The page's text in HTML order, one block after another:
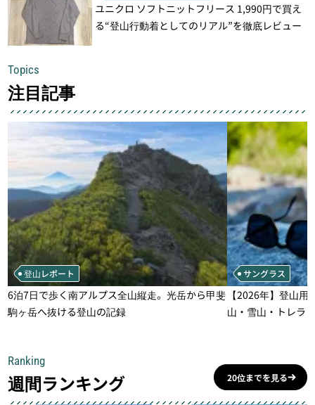
ユニクロ ソフトニットフリース 1,990円で買え
る“登山行動着としてのリアル”を徹底レビュー
Topics
注目記事
登山レポート
6泊7日で歩く南アルプス全山縦走。光岳から甲斐
駒ヶ岳へ抜ける登山の記録
サングラス
【2026年】登山
山・雪山・トレラ
Ranking
週間ランキング 20位までを見る